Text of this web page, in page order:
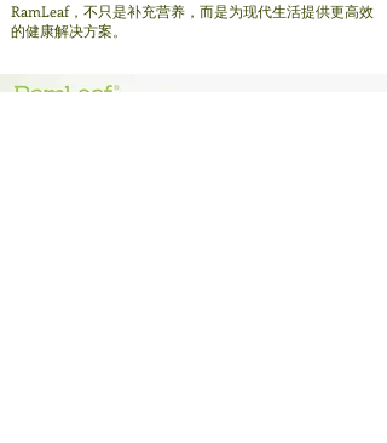
RamLeaf，不只是补充营养，而是为现代生活提供更高效
的健康解决方案。